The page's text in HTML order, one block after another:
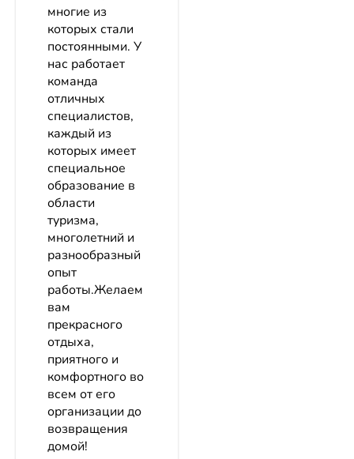
многие из
которых стали
постоянными. У
нас работает
команда
отличных
специалистов,
каждый из
которых имеет
специальное
образование в
области
туризма,
многолетний и
разнообразный
опыт
работы.Желаем
вам
прекрасного
отдыха,
приятного и
комфортного во
всем от его
организации до
возвращения
домой!